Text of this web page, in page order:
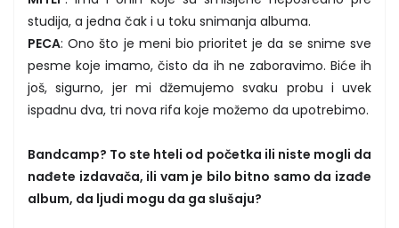
studija, a jedna čak i u toku snimanja albuma.
PECA: Ono što je meni bio prioritet je da se snime sve
pesme koje imamo, čisto da ih ne zaboravimo. Biće ih
još, sigurno, jer mi džemujemo svaku probu i uvek
ispadnu dva, tri nova rifa koje možemo da upotrebimo.
Bandcamp? To ste hteli od početka ili niste mogli da
nađete izdavača, ili vam je bilo bitno samo da izađe
album, da ljudi mogu da ga slušaju?